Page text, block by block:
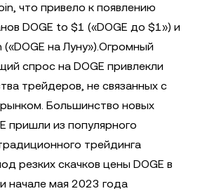
что привело к появлению
DOGE to $1 («DOGE до $1») и
на Луну»).Огромный
спрос на DOGE привлекли
трейдеров, не связанных с
Большинство новых
пришли из популярного
трейдинга
резких скачков цены DOGE в
начале мая 2023 года